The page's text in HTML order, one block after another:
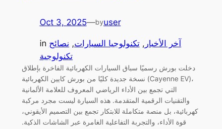
Oct 3, 2025—byuser
in آخر الأخبار , تكنولوجيا السيارات, نصائح
تكنولوجية
دخلت بورش رسميًا سباق السيارات الكهربائية الفاخرة بإطلاق
نسخة جديدة كليًا من بورش كايين الكهربائية (Cayenne EV)،
التي تجمع بين الأداء الرياضي المعروف للعلامة الألمانية
والتقنيات الرقمية المتقدمة. هذه السيارة ليست مجرد مركبة
كهربائية، بل منصة متكاملة للابتكار تجمع بين التصميم الأيقوني،
قوة الأداء، والتجربة التفاعلية الغامرة عبر الشاشات الذكية.